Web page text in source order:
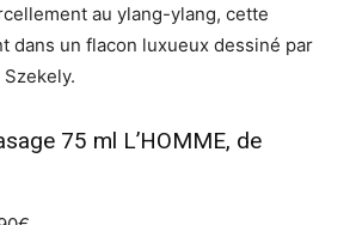
au ylang-ylang, cette
dans un flacon luxueux dessiné par
75 ml L’HOMME, de